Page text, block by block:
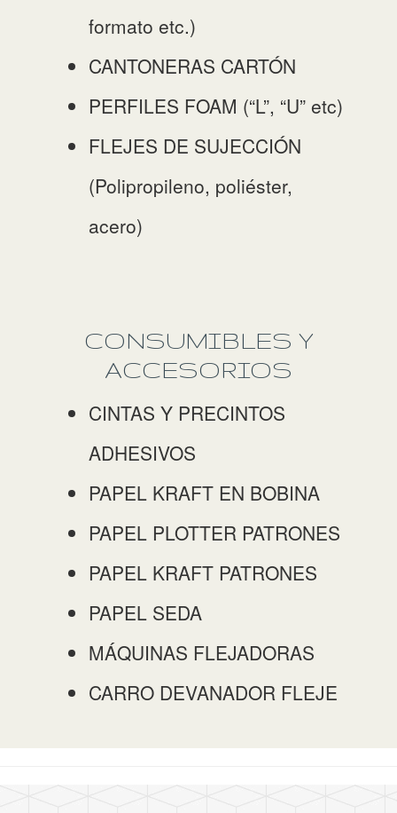
formato etc.)
CANTONERAS CARTÓN
PERFILES FOAM (“L”, “U” etc)
FLEJES DE SUJECCIÓN
(Polipropileno, poliéster,
acero)
CONSUMIBLES Y
ACCESORIOS
CINTAS Y PRECINTOS
ADHESIVOS
PAPEL KRAFT EN BOBINA
PAPEL PLOTTER PATRONES
PAPEL KRAFT PATRONES
PAPEL SEDA
MÁQUINAS FLEJADORAS
CARRO DEVANADOR FLEJE